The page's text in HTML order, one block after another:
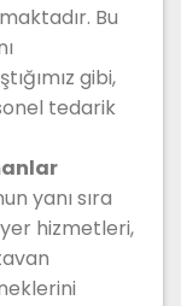
Bu
gibi,
tedarik
yanı sıra
hizmetleri,